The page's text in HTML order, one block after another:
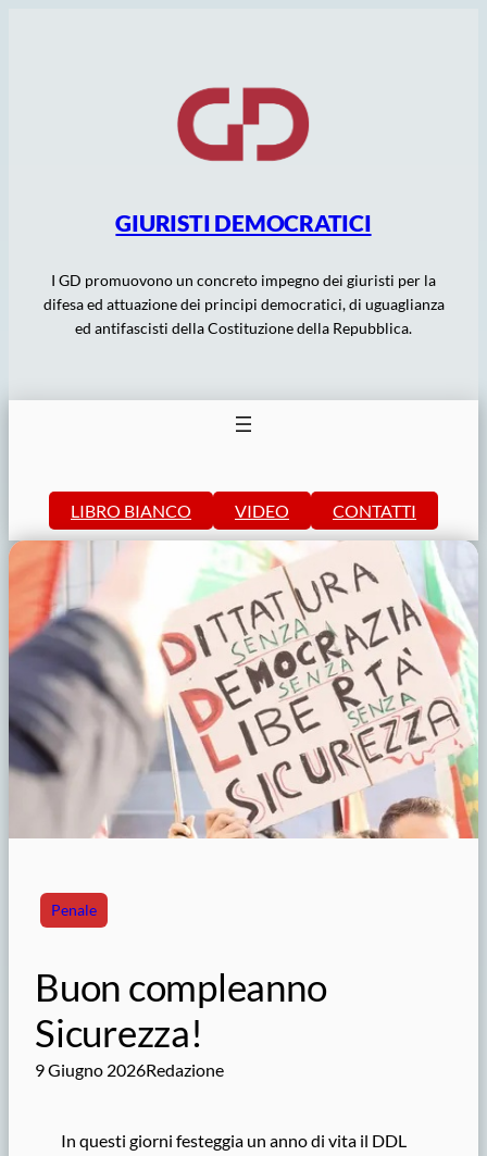
GIURISTI DEMOCRATICI
I GD promuovono un concreto impegno dei giuristi per la
difesa ed attuazione dei principi democratici, di uguaglianza
ed antifascisti della Costituzione della Repubblica.
LIBRO BIANCO VIDEO CONTATTI
Penale
Buon compleanno
Sicurezza!
9 Giugno 2026Redazione
In questi giorni festeggia un anno di vita il DDL